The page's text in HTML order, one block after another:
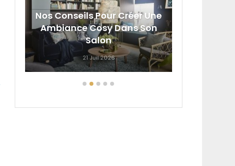
Nos Conseils Pour Créer Une
Ambiance Cosy Dans Son
Salon
21 Juil 2026